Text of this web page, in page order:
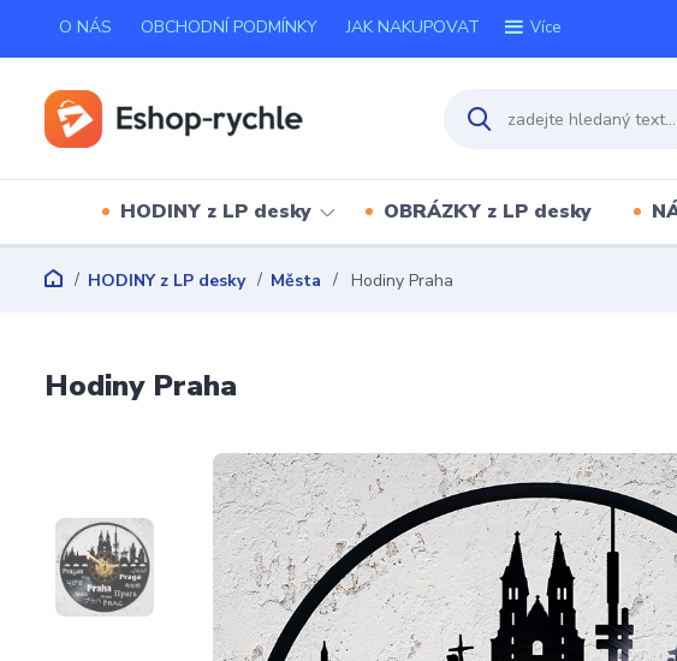
O NÁS OBCHODNÍ PODMÍNKY JAK NAKUPOVAT Více
HODINY z LP desky OBRÁZKY z LP desky
HODINY z LP desky Města Hodiny Praha
Hodiny Praha